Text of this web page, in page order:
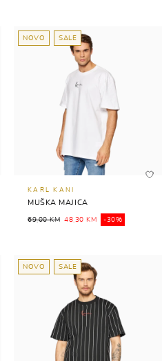
NOVO SALE
KARL KANI
MUŠKA MAJICA
69,00 KM 48,30 KM -30%
NOVO SALE